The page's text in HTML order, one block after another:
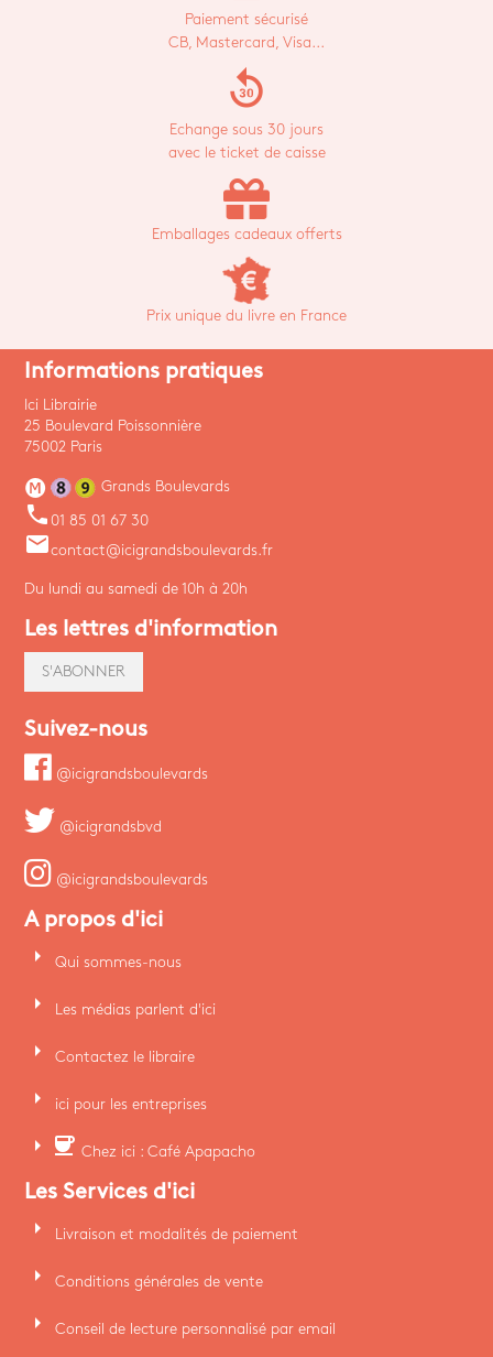
Paiement sécurisé
CB, Mastercard, Visa...
replay_30
Echange sous 30 jours
avec le ticket de caisse
Emballages cadeaux offerts
Prix unique du livre en France
Informations pratiques
Ici Librairie
25 Boulevard Poissonnière
75002 Paris
Grands Boulevards
phone 01 85 01 67 30
emailcontact@icigrandsboulevards.fr
Du lundi au samedi de 10h à 20h
Les lettres d'information
S'ABONNER
Suivez-nous
@icigrandsboulevards
@icigrandsbvd
@icigrandsboulevards
A propos d'ici
arrow_right Qui sommes-nous
arrow_right Les médias parlent d'ici
arrow_right Contactez le libraire
arrow_right ici pour les entreprises
arrow_right coffee Chez ici : Café Apapacho
Les Services d'ici
arrow_right Livraison et modalités de paiement
arrow_right Conditions générales de vente
arrow_right Conseil de lecture personnalisé par email